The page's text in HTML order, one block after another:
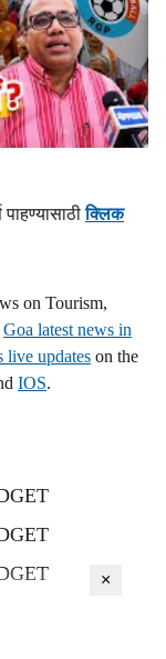
क्लिक
on Tourism,
Goa latest news in
live updates on the
IOS.
×